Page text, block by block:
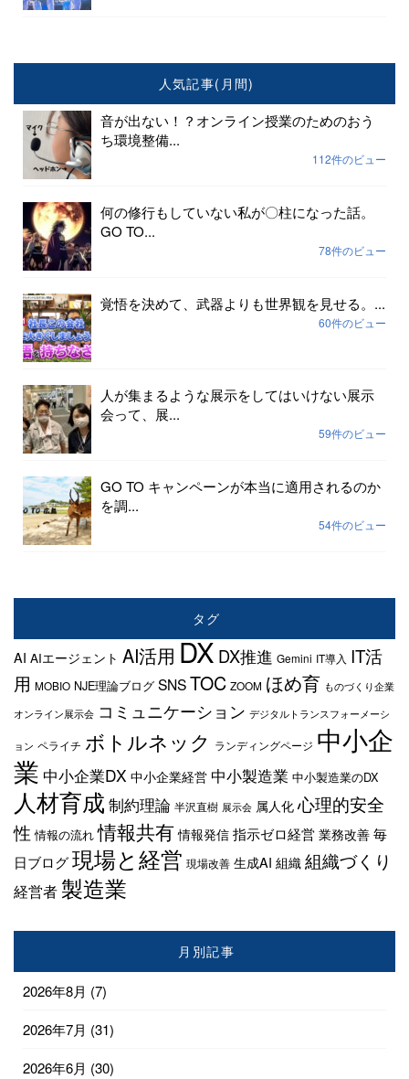
人気記事(月間)
音が出ない！？オンライン授業のためのおう
ち環境整備...
112件のビュー
何の修行もしていない私が〇柱になった話。
GO TO...
78件のビュー
覚悟を決めて、武器よりも世界観を見せる。...
60件のビュー
人が集まるような展示をしてはいけない展示
会って、展...
59件のビュー
GO TO キャンペーンが本当に適用されるのか
を調...
54件のビュー
タグ
AI AIエージェント AI活用 DXDX推進 Gemini IT導入 IT活
用 MOBIO NJE理論ブログ SNSTOC ZOOM ほめ育 ものづくり企業
オンライン展示会 コミュニケーション デジタルトランスフォーメーシ
ョン ペライチ ボトルネック ランディングページ 中小企
業 中小企業DX 中小企業経営 中小製造業 中小製造業のDX
人材育成 制約理論 半沢直樹 展示会 属人化 心理的安全
性 情報の流れ 情報共有 情報発信 指示ゼロ経営 業務改善 毎
日ブログ現場と経営 現場改善 生成AI 組織 組織づくり
経営者 製造業
月別記事
2026年8月 (7)
2026年7月 (31)
2026年6月 (30)